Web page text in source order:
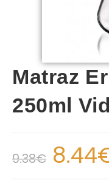
Matraz
250ml
9.38€ 8.44